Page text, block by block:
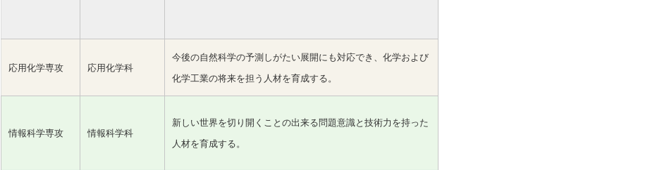
応用化学専攻 応用化学科
今後の自然科学の予測しがたい展開にも対応でき、化学および
化学工業の将来を担う人材を育成する。
情報科学専攻 情報科学科
新しい世界を切り開くことの出来る問題意識と技術力を持った
人材を育成する。